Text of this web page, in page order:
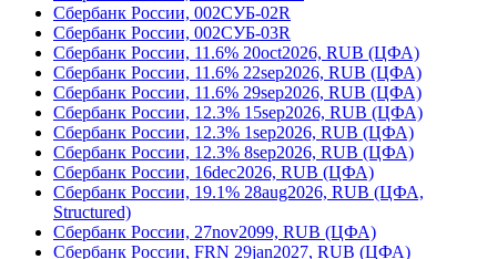
Сбербанк России, 002СУБ-02R
Сбербанк России, 002СУБ-03R
Сбербанк России, 11.6% 20oct2026, RUB (ЦФА)
Сбербанк России, 11.6% 22sep2026, RUB (ЦФА)
Сбербанк России, 11.6% 29sep2026, RUB (ЦФА)
Сбербанк России, 12.3% 15sep2026, RUB (ЦФА)
Сбербанк России, 12.3% 1sep2026, RUB (ЦФА)
Сбербанк России, 12.3% 8sep2026, RUB (ЦФА)
Сбербанк России, 16dec2026, RUB (ЦФА)
Сбербанк России, 19.1% 28aug2026, RUB (ЦФА,
Structured)
Сбербанк России, 27nov2099, RUB (ЦФА)
Сбербанк России, FRN 29jan2027, RUB (ЦФА)